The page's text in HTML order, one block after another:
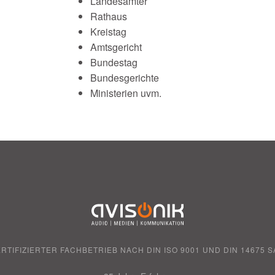
Rathaus
Kreistag
Amtsgericht
Bundestag
Bundesgerichte
Ministerien uvm.
FACHBETRIEB NACH DIN ISO 9001 UND DIN 14675